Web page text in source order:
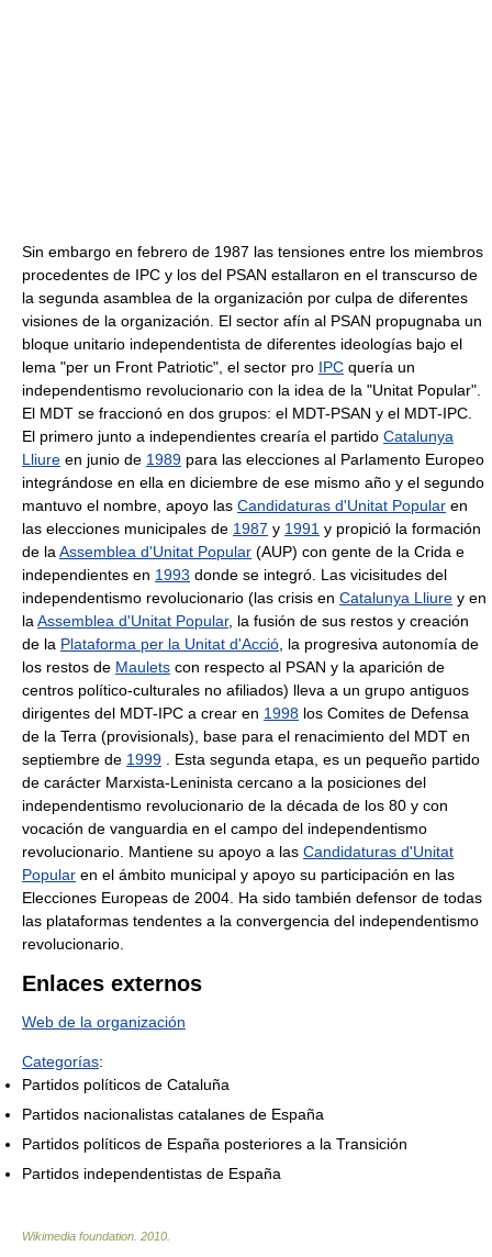
Sin embargo en febrero de 1987 las tensiones entre los miembros
procedentes de IPC y los del PSAN estallaron en el transcurso de
la segunda asamblea de la organización por culpa de diferentes
visiones de la organización. El sector afín al PSAN propugnaba un
bloque unitario independentista de diferentes ideologías bajo el
lema "per un Front Patriotic", el sector pro IPC quería un
independentismo revolucionario con la idea de la "Unitat Popular".
El MDT se fraccionó en dos grupos: el MDT-PSAN y el MDT-IPC.
El primero junto a independientes crearía el partido Catalunya
Lliure en junio de 1989 para las elecciones al Parlamento Europeo
integrándose en ella en diciembre de ese mismo año y el segundo
mantuvo el nombre, apoyo las Candidaturas d'Unitat Popular en
las elecciones municipales de 1987 y 1991 y propició la formación
de la Assemblea d'Unitat Popular (AUP) con gente de la Crida e
independientes en 1993 donde se integró. Las vicisitudes del
independentismo revolucionario (las crisis en Catalunya Lliure y en
la Assemblea d'Unitat Popular, la fusión de sus restos y creación
de la Plataforma per la Unitat d'Acció , la progresiva autonomía de
los restos de Maulets con respecto al PSAN y la aparición de
centros político-culturales no afiliados) lleva a un grupo antiguos
dirigentes del MDT-IPC a crear en 1998 los Comites de Defensa
de la Terra (provisionals), base para el renacimiento del MDT en
septiembre de 1999 . Esta segunda etapa, es un pequeño partido
de carácter Marxista-Leninista cercano a la posiciones del
independentismo revolucionario de la década de los 80 y con
vocación de vanguardia en el campo del independentismo
revolucionario. Mantiene su apoyo a las Candidaturas d'Unitat
Popular en el ámbito municipal y apoyo su participación en las
Elecciones Europeas de 2004. Ha sido también defensor de todas
las plataformas tendentes a la convergencia del independentismo
revolucionario.
Enlaces externos
Web de la organización
Categorías:
Partidos políticos de Cataluña
Partidos nacionalistas catalanes de España
Partidos políticos de España posteriores a la Transición
Partidos independentistas de España
Wikimedia foundation 2010